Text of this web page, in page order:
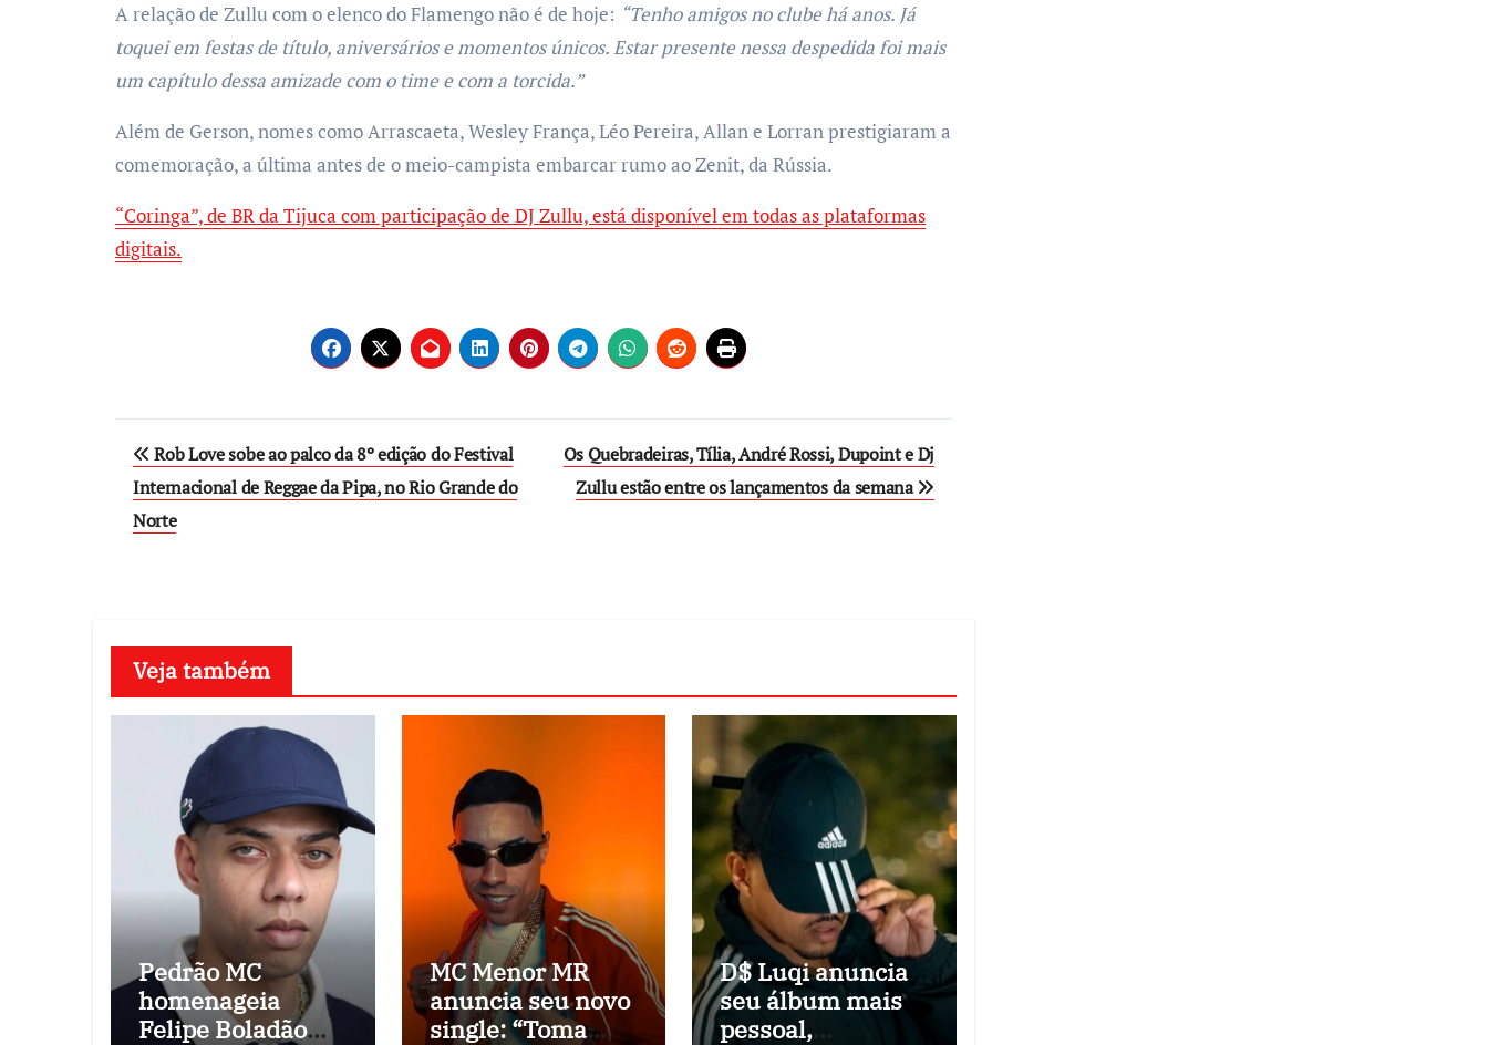
A relação de Zullu com o elenco do Flamengo não é de hoje: “Tenho amigos no clube há anos. Já
toquei em festas de título, aniversários e momentos únicos. Estar presente nessa despedida foi mais
um capítulo dessa amizade com o time e com a torcida.”
Além de Gerson, nomes como Arrascaeta, Wesley França, Léo Pereira, Allan e Lorran prestigiaram a
comemoração, a última antes de o meio-campista embarcar rumo ao Zenit, da Rússia.
“Coringa”, de BR da Tijuca com participação de DJ Zullu, está disponível em todas as plataformas
digitais.
Post
navigation
Rob Love sobe ao palco da 8º edição do Festival
Internacional de Reggae da Pipa, no Rio Grande do
Norte
Os Quebradeiras, Tília, André Rossi, Dupoint e Dj
Zullu estão entre os lançamentos da semana
Veja também
Pedrão MC
homenageia
Felipe Boladão
MC Menor MR
anuncia seu novo
single: “Toma
D$ Luqi anuncia
seu álbum mais
pessoal,